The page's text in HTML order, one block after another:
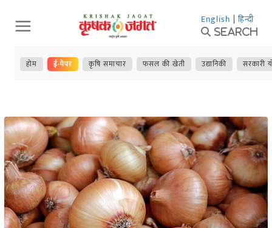
Skip
to
content
English | हिन्दी
Search
होम ई-पेपर कृषि समाचार फसल की खेती उद्यानिकी सरकारी